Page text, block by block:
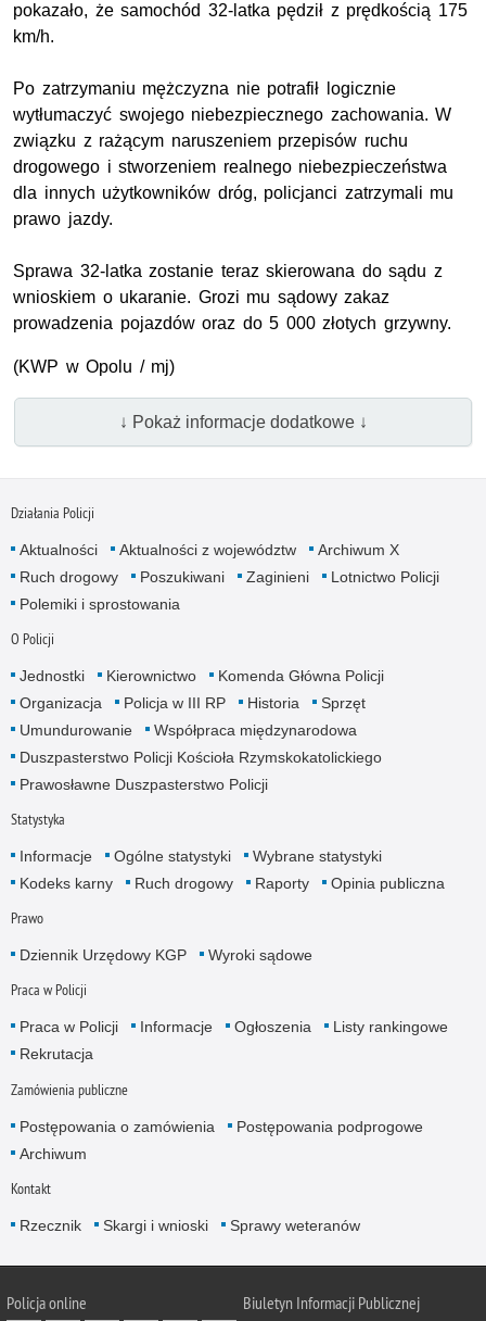
pokazało, że samochód 32-latka pędził z prędkością 175
km/h.
Po zatrzymaniu mężczyzna nie potrafił logicznie
wytłumaczyć swojego niebezpiecznego zachowania. W
związku z rażącym naruszeniem przepisów ruchu
drogowego i stworzeniem realnego niebezpieczeństwa
dla innych użytkowników dróg, policjanci zatrzymali mu
prawo jazdy.
Sprawa 32-latka zostanie teraz skierowana do sądu z
wnioskiem o ukaranie. Grozi mu sądowy zakaz
prowadzenia pojazdów oraz do 5 000 złotych grzywny.
(KWP w Opolu / mj)
↓ Pokaż informacje dodatkowe ↓
Działania Policji
Aktualności Aktualności z województw
Archiwum X
Ruch drogowy
Poszukiwani Zaginieni
Lotnictwo Policji
Polemiki i sprostowania
O Policji
Jednostki Kierownictwo
Komenda Główna Policji
Organizacja
Policja w III RP Historia
Sprzęt
Umundurowanie
Współpraca międzynarodowa
Duszpasterstwo Policji Kościoła Rzymskokatolickiego
Prawosławne Duszpasterstwo Policji
Statystyka
Informacje Ogólne statystyki
Wybrane statystyki
Kodeks karny
Ruch drogowy Raporty Opinia publiczna
Prawo
Dziennik Urzędowy KGP Wyroki sądowe
Praca w Policji
Praca w Policji Informacje Ogłoszenia
Listy rankingowe
Rekrutacja
Zamówienia publiczne
Postępowania o zamówienia
Postępowania podprogowe
Archiwum
Kontakt
Rzecznik Skargi i wnioski Sprawy weteranów
Policjaonline Biuletyn Informacji Publicznej